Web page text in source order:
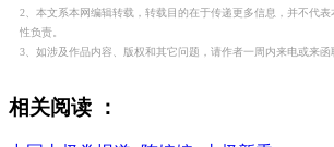
2、本文系本网编辑转载，转载目的在于传递更多信息，并不代
性负责。
3、如涉及作品内容、版权和其它问题，请作者一周内来电或来函
相关阅读 ：